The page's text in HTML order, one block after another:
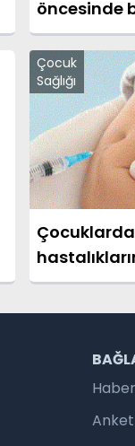
öncesinde
dikkat!
Çocuk
Sağlığı